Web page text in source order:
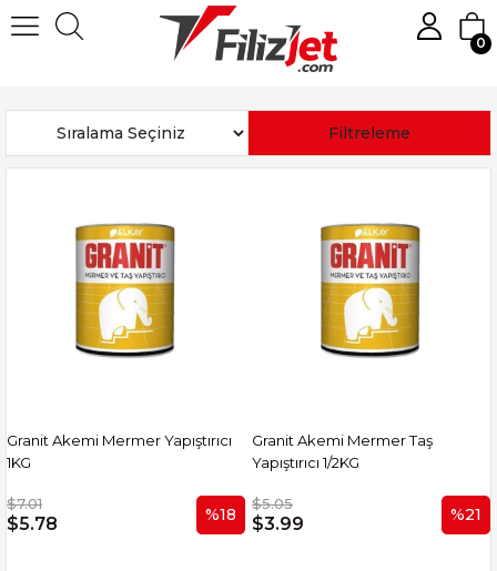
0
Filtreleme
Sıralama
Granit Akemi Mermer Yapıştırıcı
1KG
$7.01
$5.78 %18
Granit Akemi Mermer Taş
Yapıştırıcı 1/2KG
$5.05
$3.99 %21